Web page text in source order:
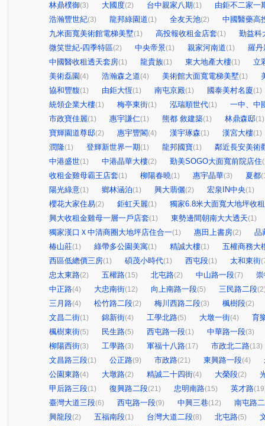
林鼎樸御(3) 大國度(2) 台中親家八期(1)
由鉅不二家一
浩瀚豐世紀(3) 龍邦綠園道(1) 全友天池(2)
中國醫藥高
九米面寬美術館電梯美墅(1) 高投報收租金店套(1)
勤益科
微笑世紀-四季特區(2) 中央帝景(1) 親家河南道(1)
羅丹
中國醫收租透天套房(1) 龍貴族(1) 東大地產大樓(1)
立
美術磊園 (4) 浩瀚森之道(4) 美術館大面寬電梯美墅(1)
協和豐馥(1) 由鉅大恆(1) 南屯京殿(1) 國泰美村名廈(1)
統領企業大樓(1) 梅亭東街(1) 泓瑞順世代(1)
一中、中
市政寶佳麗(1) 惠宇謙仁(1) 熊都 敘建築(1) 林鼎森邸(1)
寶輝園道尊邸(2) 惠宇豐閣(4) 漢宇琢森(1) 漢宮大樓(1)
潤隆(1) 登輝新世界一期(1) 龍邦國寶(1)
鄰近長安美術
中港盛世(1) 中港晶華大樓(2) 勤美SOGO大面寬前院店住
收租金雞母霸王店套(1) 柳陽春曉(1) 惠宇晶華(3) 夏都
陽光綠意(1) 鄉林涵泊(1) 興大翡儷(2) 宏泉IN中央(1)
櫻花大家住易(2) 鉅虹天麗(1)
獨家6.8米大面寬大地坪收
興大收租金雞母一層一戶店套(1) 東勢邊間朝南大大透天(1)
獨家漢口Ｘ中清商圈大地坪店住合一(1) 惠田上書房(2)
品
椿山莊(1) 綠帶多公園美寓(1) 精誠大樓(1)
五權商務大
西區低總價三房(1) 碩茂小時代(1) 西屯段(1) 太和東街
忠太東路(2) 五權路(15) 北屯路(2) 中山路一段(7)
中正路(4) 大忠南街(12) 向上南路一段(5) 三民路二段
三月路(4) 松竹路二段(2) 梅川西路二段(3) 楓樹段(2)
文昌二街(1) 錦新街(4) 工學北路(5) 大墩一街(4)
育
楓樹東街(5) 民生路(5) 西屯路一段(1) 中華路一段(3)
柳陽西街(3) 工學路(3) 軍福十八路(17) 市政北二路(13)
文昌路三段(1) 公正路(9) 市政路(21) 東興路一段(4)
公園東路(4) 大墩路(2) 精誠二十四街(4) 大榮段(2)
甲后路三段(1) 復興路二段(21) 忠明南路(15) 英才路
臺灣大道三段(6) 西屯路一段(9) 中興三巷(12)
南屯路
興龍段(2) 五福南段(1) 台灣大道二段(8) 北屯路(5)